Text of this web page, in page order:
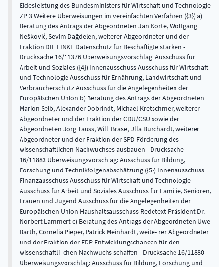
Eidesleistung des Bundesministers für Wirtschaft und Technologie
ZP 3 Weitere Überweisungen im vereinfachten Verfahren ({3}) a)
Beratung des Antrags der Abgeordneten Jan Korte, Wolfgang
Nešković, Sevim Dağdelen, weiterer Abgeordneter und der
Fraktion DIE LINKE Datenschutz für Beschäftigte stärken -
Drucksache 16/11376 Überweisungsvorschlag: Ausschuss für
Arbeit und Soziales ({4}) Innenausschuss Ausschuss für Wirtschaft
und Technologie Ausschuss für Ernährung, Landwirtschaft und
Verbraucherschutz Ausschuss für die Angelegenheiten der
Europäischen Union b) Beratung des Antrags der Abgeordneten
Marion Seib, Alexander Dobrindt, Michael Kretschmer, weiterer
Abgeordneter und der Fraktion der CDU/CSU sowie der
Abgeordneten Jörg Tauss, Willi Brase, Ulla Burchardt, weiterer
Abgeordneter und der Fraktion der SPD Förderung des
wissenschaftlichen Nachwuchses ausbauen - Drucksache
16/11883 Überweisungsvorschlag: Ausschuss für Bildung,
Forschung und Technikfolgenabschätzung ({5}) Innenausschuss
Finanzausschuss Ausschuss für Wirtschaft und Technologie
Ausschuss für Arbeit und Soziales Ausschuss für Familie, Senioren,
Frauen und Jugend Ausschuss für die Angelegenheiten der
Europäischen Union Haushaltsausschuss Redetext Präsident Dr.
Norbert Lammert c) Beratung des Antrags der Abgeordneten Uwe
Barth, Cornelia Pieper, Patrick Meinhardt, weite- rer Abgeordneter
und der Fraktion der FDP Entwicklungschancen für den
wissenschaftli- chen Nachwuchs schaffen - Drucksache 16/11880 -
Überweisungsvorschlag: Ausschuss für Bildung, Forschung und